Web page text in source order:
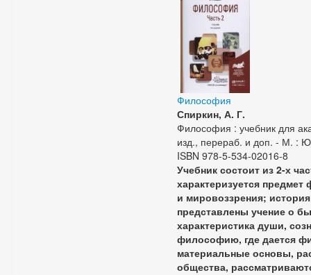
Философия
Спиркин, А. Г.
Философия : учебник для
изд., перераб. и доп. - М. :
ISBN 978-5-534-02016-8
Учебник состоит из 2-х
характеризуется
и мировоззрения;
представлены учение о
характеристика души,
философию, где дается
материальные основы,
общества,